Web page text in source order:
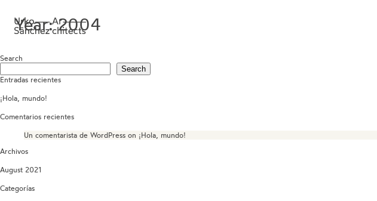
Year:2004
Search
Search
Entradas recientes
¡Hola, mundo!
Comentarios recientes
Un comentarista de WordPress on ¡Hola, mundo!
Archivos
August 2021
Categorías